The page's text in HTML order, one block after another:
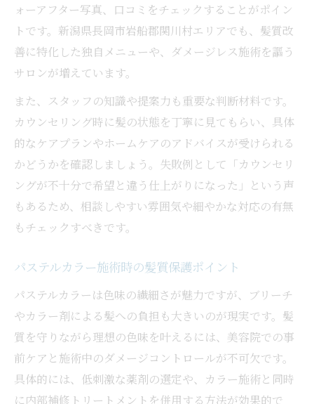
ォーアフター写真、口コミをチェックすることがポイン
トです。新潟県長岡市岩船郡関川村エリアでも、髪質改
善に特化した独自メニューや、ダメージレス施術を謳う
サロンが増えています。
また、スタッフの知識や提案力も重要な判断材料です。
カウンセリング時に髪の状態を丁寧に見てもらい、具体
的なケアプランやホームケアのアドバイスが受けられる
かどうかを確認しましょう。失敗例として「カウンセリ
ングが不十分で希望と違う仕上がりになった」という声
もあるため、相談しやすい雰囲気や細やかな対応の有無
もチェックすべきです。
パステルカラー施術時の髪質保護ポイント
パステルカラーは色味の繊細さが魅力ですが、ブリーチ
やカラー剤による髪への負担も大きいのが現実です。髪
質を守りながら理想の色味を叶えるには、美容院での事
前ケアと施術中のダメージコントロールが不可欠です。
具体的には、低刺激な薬剤の選定や、カラー施術と同時
に内部補修トリートメントを併用する方法が効果的で